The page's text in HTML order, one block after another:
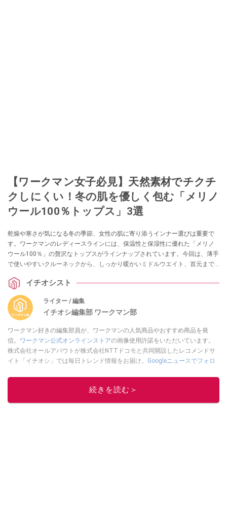
【ワークマン女子必見】天然素材でチクチ
クしにくい！冬の肌を優しく包む「メリノ
ウール100％トップス」3選
乾燥や寒さが気になる冬の季節、女性の肌に寄り添うインナー選びは重要で
す。ワークマンのレディースラインには、保温性と保湿性に優れた「メリノ
ウール100％」の贅沢なトップスがラインナップされています。今回は、薄手
で使いやすいクルーネックから、しっかり暖かいミドルウエイト、首元まで
イチオシスト
ライター / 編集
イチオシ編集部 ワークマン部
ワークマン好きの編集部員が、ワークマンの人気商品やおすすめ商品を発
信。 ワークマン公式オンラインストアの画像使用許諾をいただいています。
株式会社オールアバウトが株式会社NTTドコモと共同開設したレコメンドサ
イト「イチオシ」では毎日トレンド情報をお届け。 Googleニュースでフォロ
このイチオシストの他の記事を読む
続きを読む＞